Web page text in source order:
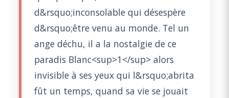
d&rsquo;inconsolable qui désespère
d&rsquo;être venu au monde. Tel un
ange déchu, il a la nostalgie de ce
paradis Blanc<sup>1</sup> alors
invisible à ses yeux qui l&rsquo;abrita
fût un temps, quand sa vie se jouait